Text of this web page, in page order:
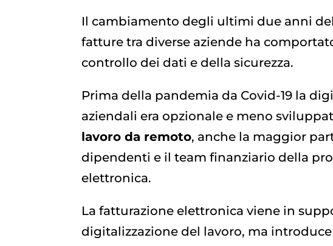
Il cambiamento degli ultimi due anni
fatture tra diverse aziende ha
controllo dei dati e della sicurezza.
Prima della pandemia da Covid-19 la
aziendali era opzionale e meno
lavoro da remoto, anche la maggior
dipendenti e il team finanziario della
elettronica.
La fatturazione elettronica viene in
digitalizzazione del lavoro, ma